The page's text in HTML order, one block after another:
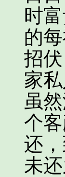
时
的
招
家
虽
个
还
未